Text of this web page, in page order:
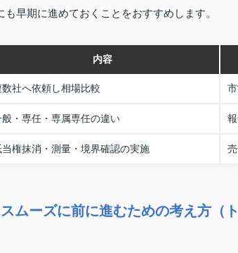
早期に進めておくことをおすすめします。
内容
数社へ依頼し相場比較
般・専任・専属専任の違い
当権抹消・測量・境界確認の実施
ムーズに前に進むための考え方（